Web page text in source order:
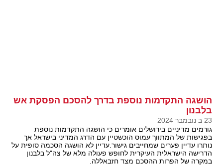
הושגה התקדמות נוספת בדרך להסכם הפסקת אש
בלבנון
23 ב נובמבר 2024
גורמים מדיניים בירושלים אומרים כי הושגה התקדמות נוספת
בפגישות של המתווך עמוס הוכשטיין עם הדרג המדיני בישראל אך
נותרו עדיין פערים שמחייבים גישור.עדיין לא הושגה הסכמה סופית על
הדרישה הישראלית העיקרית לחופש פעולה מלא של צה"ל בלבנון
במקרה של הפרות ההסכם מצד חזבאללה.